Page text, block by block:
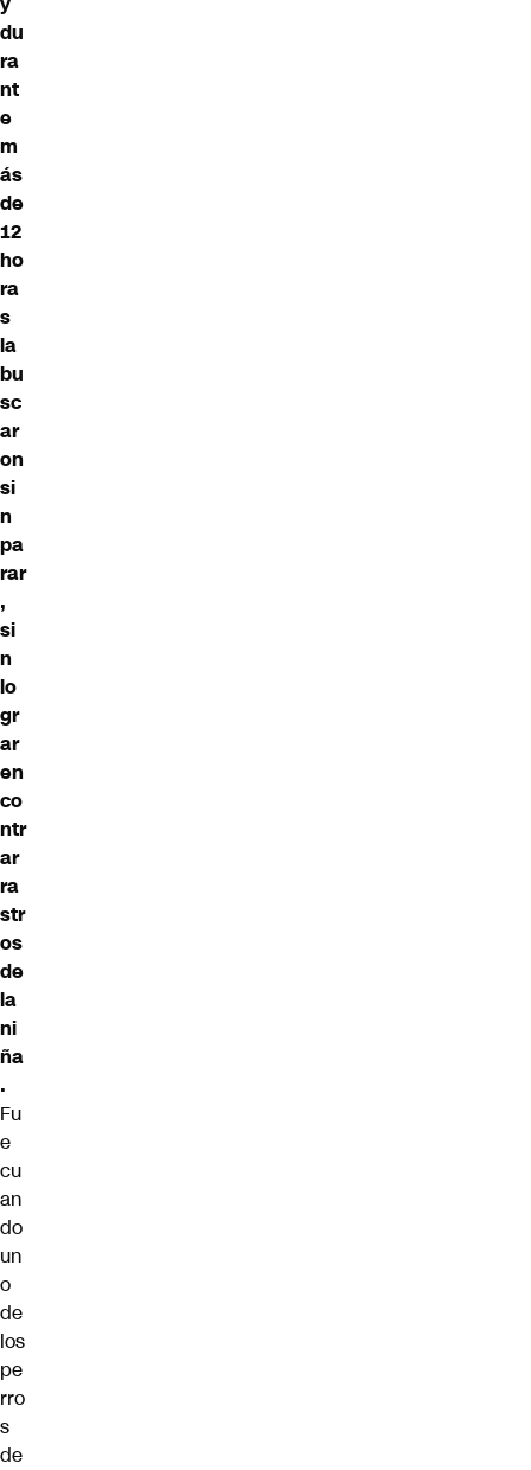
du
ra
nt
e
m
ás
de
12
ho
ra
s
la
bu
sc
ar
on
si
n
pa
rar
,
si
n
lo
gr
ar
en
co
ntr
ar
ra
str
os
de
la
ni
ña
.
Fu
e
cu
an
do
un
o
de
los
pe
rro
s
de